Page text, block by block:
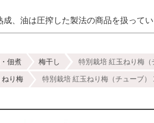
、油は圧搾した製法の商品を扱ってい
佃煮 梅干し 特別栽培 紅玉ねり梅
ねり梅 特別栽培 紅玉ねり梅（チューブ）